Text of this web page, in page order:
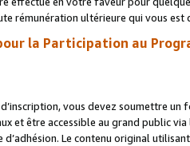
rémunération ultérieure qui vous est
la Participation au
vous devez soumettre
et être accessible au grand public
Le contenu original